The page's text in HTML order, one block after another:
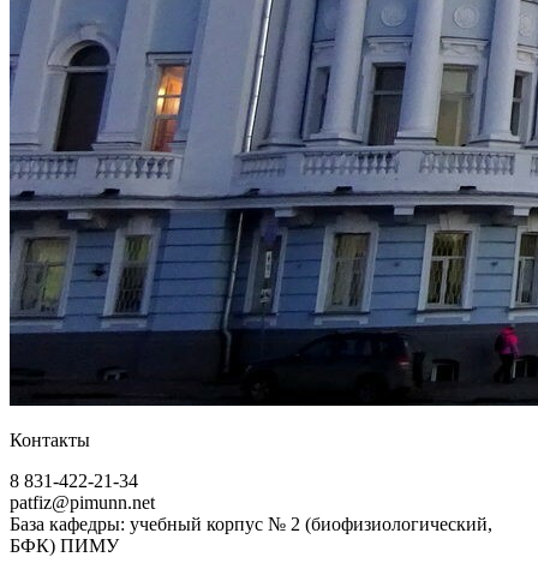
Контакты
8 831-422-21-34
patfiz@pimunn.net
База кафедры: учебный корпус № 2 (биофизиологический,
БФК) ПИМУ